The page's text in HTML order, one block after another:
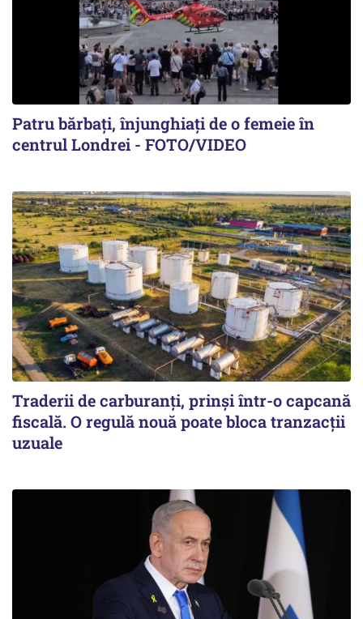
Patru bărbați, înjunghiați de o femeie în
centrul Londrei - FOTO/VIDEO
Traderii de carburanți, prinși într-o capcană
fiscală. O regulă nouă poate bloca tranzacții
uzuale